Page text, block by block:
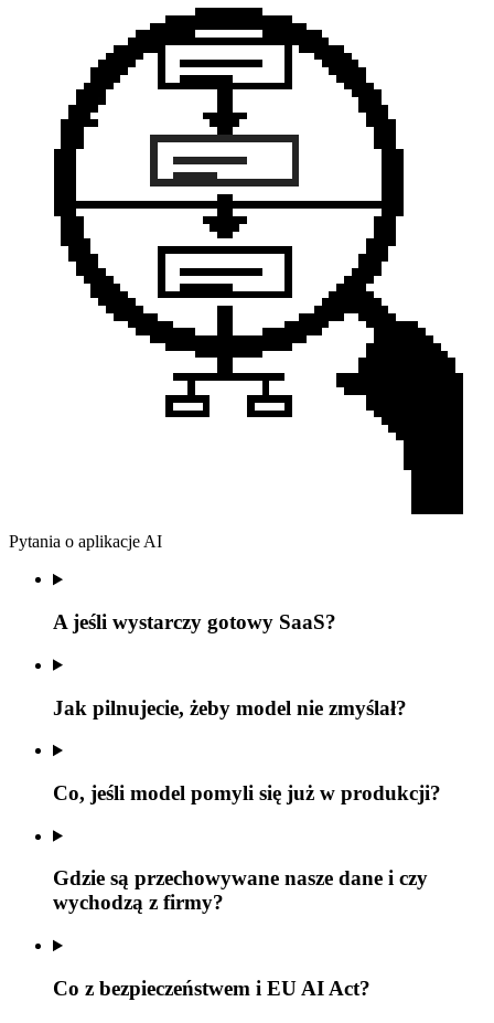
Pytania o aplikacje AI
A jeśli wystarczy gotowy SaaS?
Jak pilnujecie, żeby model nie zmyślał?
Co, jeśli model pomyli się już w produkcji?
Gdzie są przechowywane nasze dane i czy
wychodzą z firmy?
Co z bezpieczeństwem i EU AI Act?